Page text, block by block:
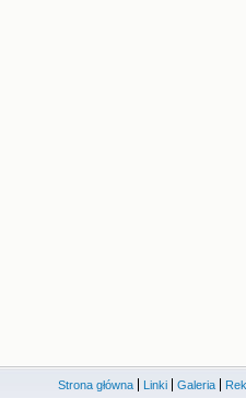
Strona główna Linki Galeria